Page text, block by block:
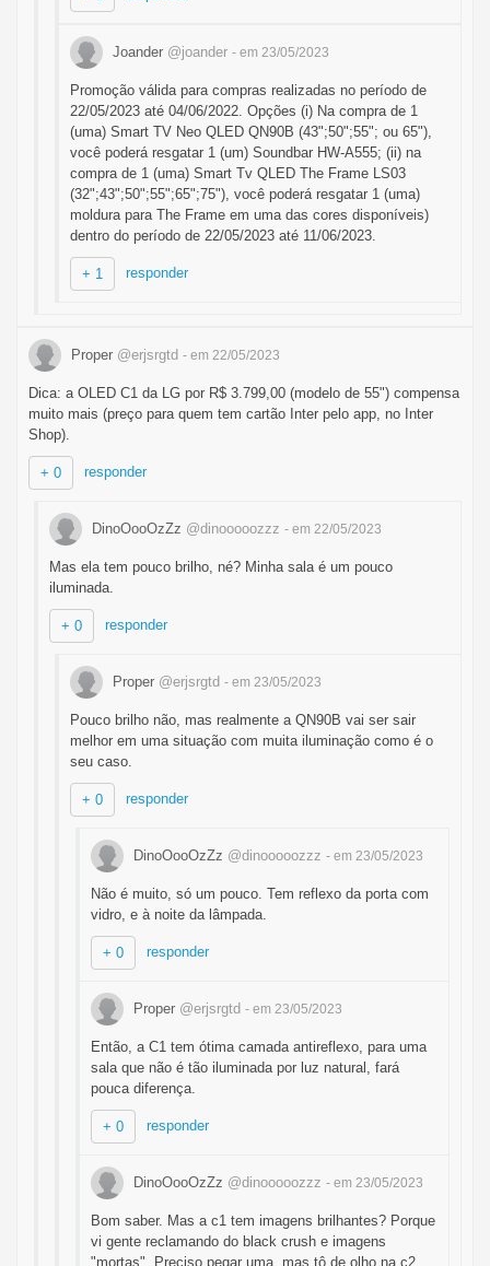
Joander @joander - em 23/05/2023
Promoção válida para compras realizadas no período de
22/05/2023 até 04/06/2022. Opções (i) Na compra de 1
(uma) Smart TV Neo QLED QN90B (43";50";55"; ou 65"),
você poderá resgatar 1 (um) Soundbar HW-A555; (ii) na
compra de 1 (uma) Smart Tv QLED The Frame LS03
(32";43";50";55";65";75"), você poderá resgatar 1 (uma)
moldura para The Frame em uma das cores disponíveis)
dentro do período de 22/05/2023 até 11/06/2023.
+ 1 responder
Proper @erjsrgtd - em 22/05/2023
Dica: a OLED C1 da LG por R$ 3.799,00 (modelo de 55") compensa
muito mais (preço para quem tem cartão Inter pelo app, no Inter
Shop).
+ 0 responder
DinoOooOzZz @dinooooozzz - em 22/05/2023
Mas ela tem pouco brilho, né? Minha sala é um pouco
iluminada.
+ 0 responder
Proper @erjsrgtd - em 23/05/2023
Pouco brilho não, mas realmente a QN90B vai ser sair
melhor em uma situação com muita iluminação como é o
seu caso.
+ 0 responder
DinoOooOzZz @dinooooozzz - em 23/05/2023
Não é muito, só um pouco. Tem reflexo da porta com
vidro, e à noite da lâmpada.
+ 0 responder
Proper @erjsrgtd - em 23/05/2023
Então, a C1 tem ótima camada antireflexo, para uma
sala que não é tão iluminada por luz natural, fará
pouca diferença.
+ 0 responder
DinoOooOzZz @dinooooozzz - em 23/05/2023
Bom saber. Mas a c1 tem imagens brilhantes? Porque
vi gente reclamando do black crush e imagens
"mortas". Preciso pegar uma, mas tô de olho na c2,